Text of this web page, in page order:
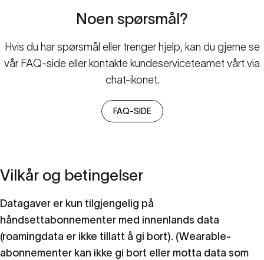
Noen spørsmål?
Hvis du har spørsmål eller trenger hjelp, kan du gjerne se
vår FAQ-side eller kontakte kundeserviceteamet vårt via
chat-ikonet.
FAQ-SIDE
Vilkår og betingelser
Datagaver er kun tilgjengelig på
håndsettabonnementer med innenlands data
(roamingdata er ikke tillatt å gi bort). (Wearable-
abonnementer kan ikke gi bort eller motta data som